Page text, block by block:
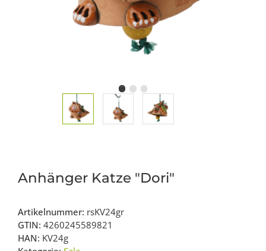
Anhänger Katze "Dori"
Artikelnummer: rsKV24gr
GTIN: 4260245589821
HAN: KV24g